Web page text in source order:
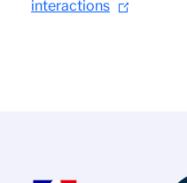
interactions